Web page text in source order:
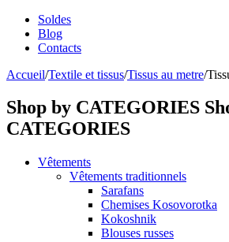
Soldes
Blog
Contacts
Accueil/Textile et tissus/Tissus au metre/
Shop by CATEGORIES
CATEGORIES
Vêtements
Vêtements traditionnels
Sarafans
Chemises Kosovorotka
Kokoshnik
Blouses russes